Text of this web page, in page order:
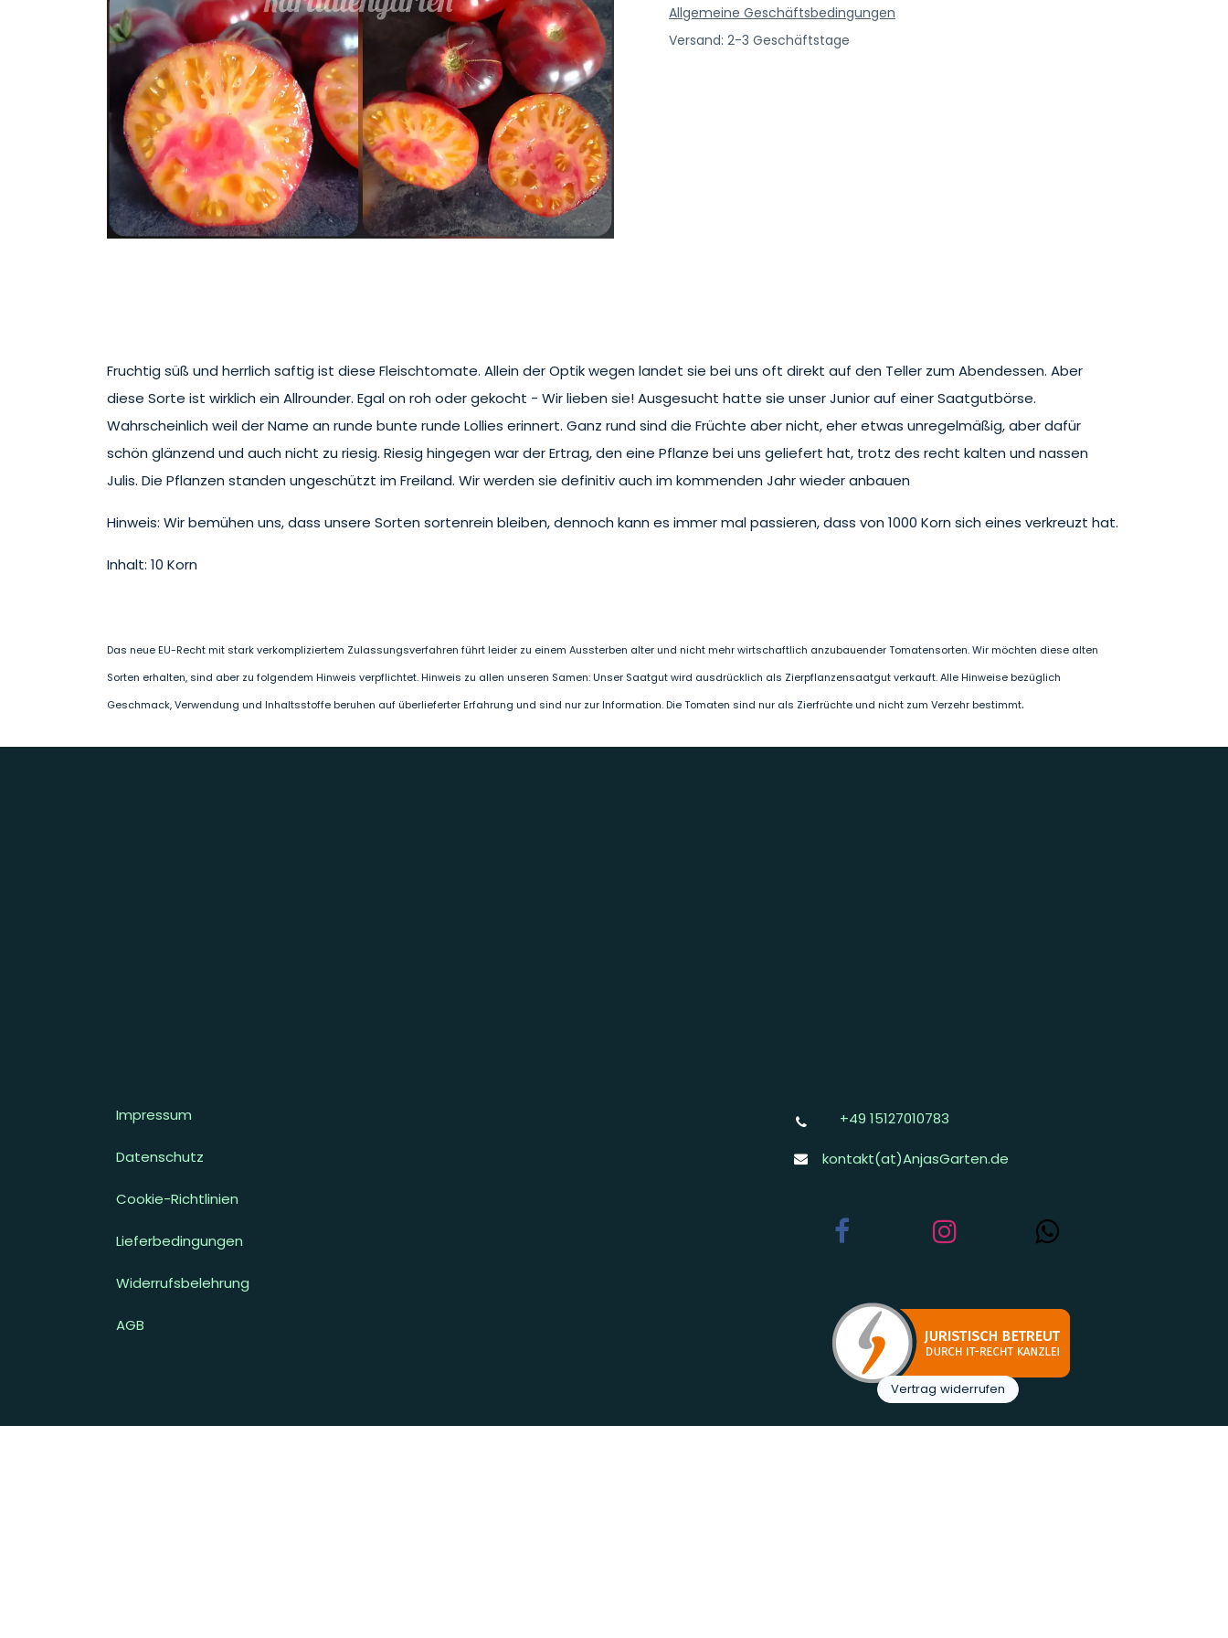
Allgemeine Geschäftsbedingungen
Versand: 2-3 Geschäftstage
Fruchtig süß und herrlich saftig ist diese Fleischtomate. Allein der Optik wegen landet sie bei uns oft direkt auf den Teller zum Abendessen. Aber
diese Sorte ist wirklich ein Allrounder. Egal on roh oder gekocht - Wir lieben sie! Ausgesucht hatte sie unser Junior auf einer Saatgutbörse.
Wahrscheinlich weil der Name an runde bunte runde Lollies erinnert. Ganz rund sind die Früchte aber nicht, eher etwas unregelmäßig, aber dafür
schön glänzend und auch nicht zu riesig. Riesig hingegen war der Ertrag, den eine Pflanze bei uns geliefert hat, trotz des recht kalten und nassen
Julis. Die Pflanzen standen ungeschützt im Freiland. Wir werden sie definitiv auch im kommenden Jahr wieder anbauen
Hinweis: Wir bemühen uns, dass unsere Sorten sortenrein bleiben, dennoch kann es immer mal passieren, dass von 1000 Korn sich eines verkreuzt hat.
Inhalt: 10 Korn
Das neue EU-Recht mit stark verkompliziertem Zulassungsverfahren führt leider zu einem Aussterben alter und nicht mehr wirtschaftlich anzubauender Tomatensorten. Wir möchten diese alten
Sorten erhalten, sind aber zu folgendem Hinweis verpflichtet. Hinweis zu allen unseren Samen: Unser Saatgut wird ausdrücklich als Zierpflanzensaatgut verkauft. Alle Hinweise bezüglich
Geschmack, Verwendung und Inhaltsstoffe beruhen auf überlieferter Erfahrung und sind nur zur Information. Die Tomaten sind nur als Zierfrüchte und nicht zum Verzehr bestimmt.
+49 15127010783
kontakt(at)AnjasGarten.de
Impressum
Datenschutz
Cookie-Richtlinien
Lieferbedingungen
Widerrufsbelehrung
AGB
Vertrag widerrufen